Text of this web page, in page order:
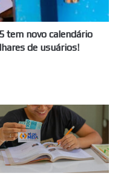
tem novo calendário
de usuários!